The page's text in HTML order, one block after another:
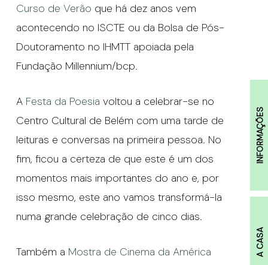
INFORMAÇÕES
A CASA
Curso de Verão que há dez anos vem
acontecendo no ISCTE ou da Bolsa de Pós-
Doutoramento no IHMTT apoiada pela
Fundação Millennium/bcp.
A Festa da Poesia voltou a celebrar-se no
Centro Cultural de Belém com uma tarde de
leituras e conversas na primeira pessoa. No
fim, ficou a certeza de que este é um dos
momentos mais importantes do ano e, por
isso mesmo, este ano vamos transformá-la
numa grande celebração de cinco dias.
Também a Mostra de Cinema da América